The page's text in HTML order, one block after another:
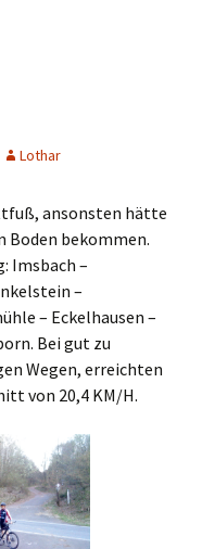
Lothar
ansonsten hätte
Boden bekommen.
Imsbach –
–
– Eckelhausen –
Bei gut zu
Wegen, erreichten
von 20,4 KM/H.